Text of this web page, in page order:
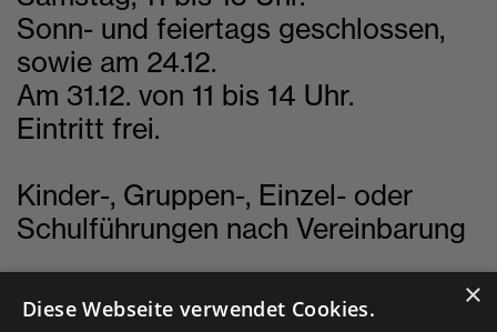
Sonn- und feiertags geschlossen,
sowie am 24.12.
Am 31.12. von 11 bis 14 Uhr.
Eintritt frei.
Kinder-, Gruppen-, Einzel- oder
Schulführungen nach Vereinbarung
×
Diese Webseite verwendet Cookies.